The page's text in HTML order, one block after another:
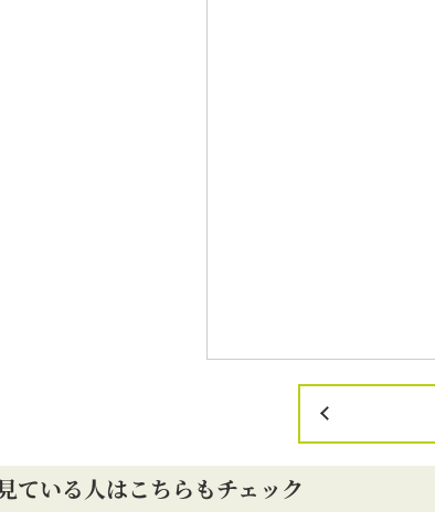
ている人はこちらもチェック